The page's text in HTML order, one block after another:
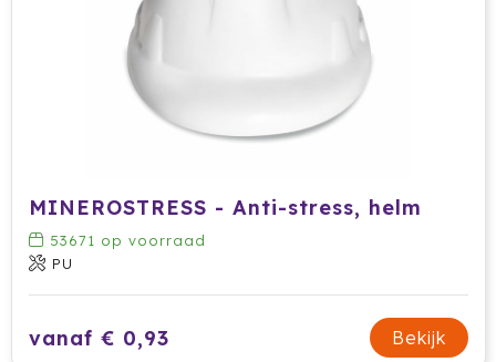
Cutter & Buck
Fitz Living
Fresh 'n Rebel
MINEROSTRESS - Anti-stress, helm
53671 op voorraad
PU
vanaf € 0,93 Bekijk